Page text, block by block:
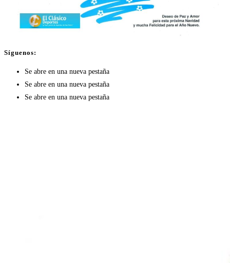
Síguenos:
Se abre en una nueva pestaña
Se abre en una nueva pestaña
Se abre en una nueva pestaña